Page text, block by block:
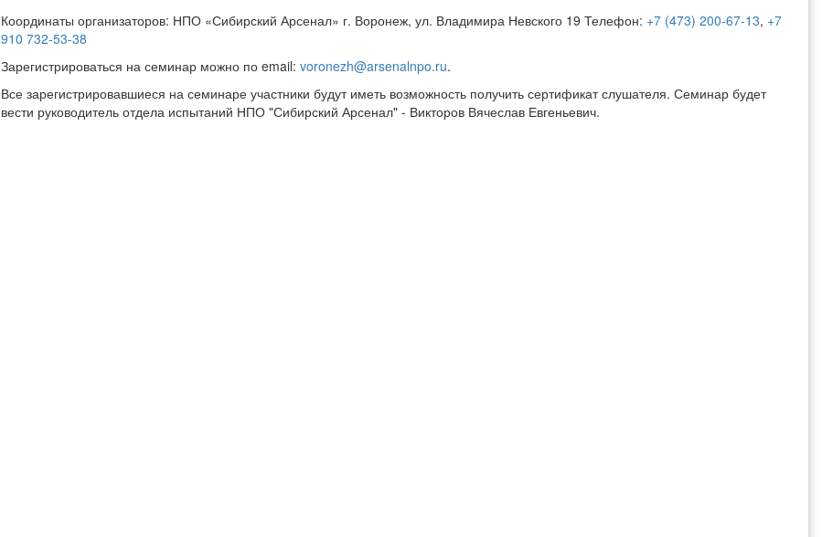
Координаты организаторов: НПО «Сибирский Арсенал» г. Воронеж, ул. Владимира Невского 19 Телефон: +7 (473) 200-67-13, +7
910 732-53-38
Зарегистрироваться на семинар можно по email: voronezh@arsenalnpo.ru.
Все зарегистрировавшиеся на семинаре участники будут иметь возможность получить сертификат слушателя. Семинар будет
вести руководитель отдела испытаний НПО "Сибирский Арсенал" - Викторов Вячеслав Евгеньевич.